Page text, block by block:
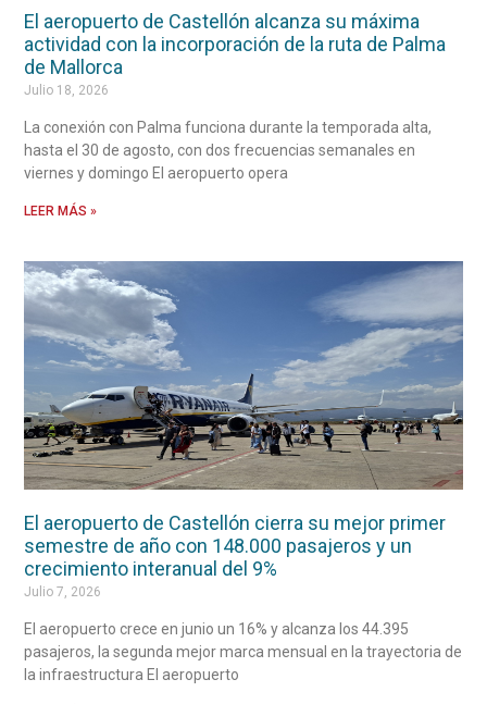
El aeropuerto de Castellón alcanza su máxima
actividad con la incorporación de la ruta de Palma
de Mallorca
Julio 18, 2026
La conexión con Palma funciona durante la temporada alta,
hasta el 30 de agosto, con dos frecuencias semanales en
viernes y domingo El aeropuerto opera
LEER MÁS »
El aeropuerto de Castellón cierra su mejor primer
semestre de año con 148.000 pasajeros y un
crecimiento interanual del 9%
Julio 7, 2026
El aeropuerto crece en junio un 16% y alcanza los 44.395
pasajeros, la segunda mejor marca mensual en la trayectoria de
la infraestructura El aeropuerto